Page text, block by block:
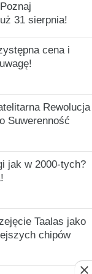
31 sierpnia!
cena i
Rewolucja
Suwerenność
jak w 2000-tych?
Taalas jako
chipów